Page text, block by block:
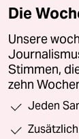
Die
Unsere
Stimmen,
zehn
Jeden